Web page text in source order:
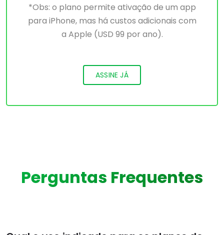
*Obs: o plano permite ativação de um app
para iPhone, mas há custos adicionais com
a Apple (USD 99 por ano).
ASSINE JÁ
Perguntas Frequentes